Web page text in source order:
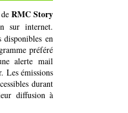
RMC Story
sur internet.
disponibles en
préféré
alerte mail
Les émissions
durant
diffusion à